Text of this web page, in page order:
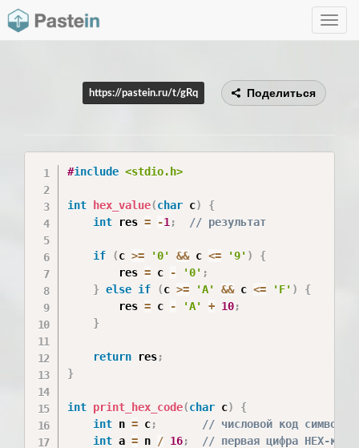
Toggle
https://pastein.ru/t/gRq Поделиться
#include <stdio.h>
int hex_value(char c)
{
int res = -1 ; // результат
if (c >= '0' && c <= '9' )
{
        res
= c - '0' ;
} else if (c >= 'A' && c <= 'F' )
{
        res
= c - 'A' + 10;
}
return res;
}
int print_hex_code(char c)
{
int n = c;
// числовой код символа
int a = n / 16;
// первая цифра HEX-кода